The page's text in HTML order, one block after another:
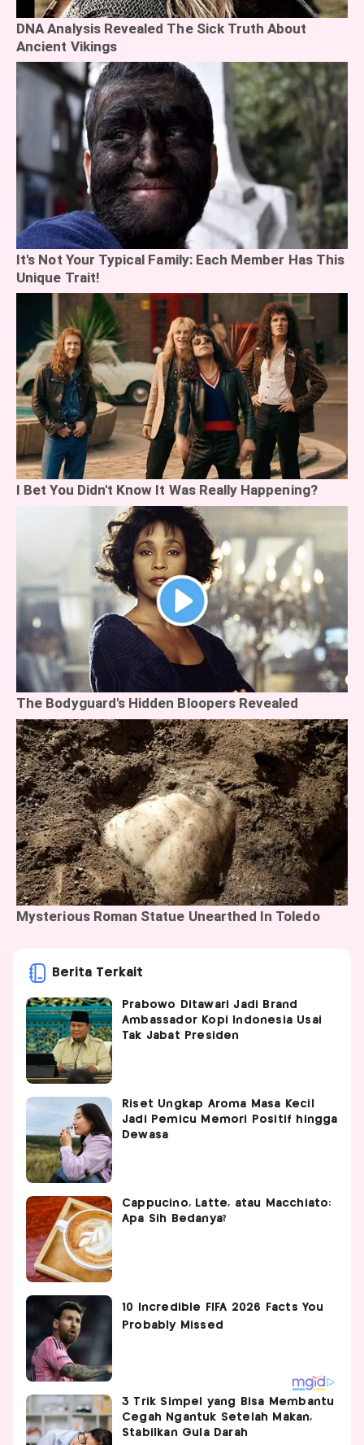
Berita Terkait
Prabowo Ditawari Jadi Brand
Ambassador Kopi Indonesia Usai
Tak Jabat Presiden
Riset Ungkap Aroma Masa Kecil
Jadi Pemicu Memori Positif hingga
Dewasa
Cappucino, Latte, atau Macchiato:
Apa Sih Bedanya?
3 Trik Simpel yang Bisa Membantu
Cegah Ngantuk Setelah Makan,
Stabilkan Gula Darah